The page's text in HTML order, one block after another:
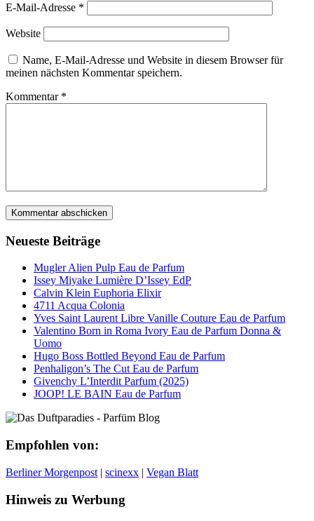
E-Mail-Adresse *
Website
Name, E-Mail-Adresse und Website in diesem Browser für
meinen nächsten Kommentar speichern.
Kommentar *
Neueste Beiträge
Mugler Alien Pulp Eau de Parfum
Issey Miyake Lumière D’Issey EdP
Calvin Klein Euphoria Elixir
4711 Acqua Colonia
Yves Saint Laurent Libre Vanille Couture Eau de Parfum
Valentino Born in Roma Ivory Eau de Parfum Donna &
Uomo
Hugo Boss Bottled Beyond Eau de Parfum
Penhaligon’s The Cut Eau de Parfum
Givenchy L’Interdit Parfum (2025)
JOOP! LE BAIN Eau de Parfum
Empfohlen von:
Berliner Morgenpost | scinexx | Vegan Blatt
Hinweis zu Werbung